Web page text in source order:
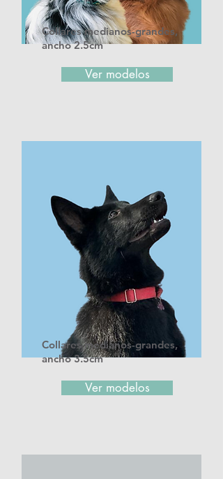
Collares medianos-grandes,
ancho 2.5cm
Ver modelos
Collares medianos-grandes,
ancho 3.5cm
Ver modelos